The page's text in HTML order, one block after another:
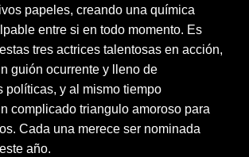
papeles, creando una química
entre si en todo momento. Es
tres actrices talentosas en acción,
guión ocurrente y lleno de
políticas, y al mismo tiempo
complicado triangulo amoroso para
Cada una merece ser nominada
año.